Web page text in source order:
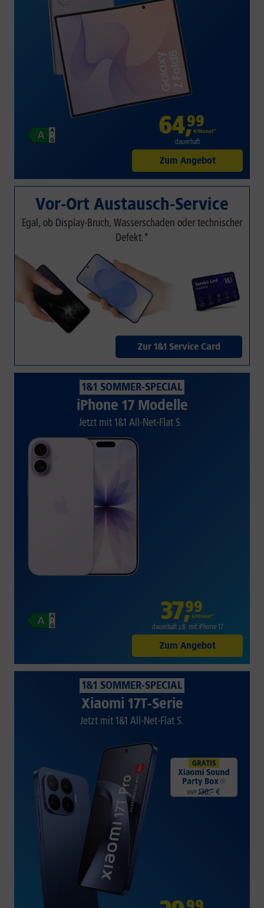
64,99
€/Monat*
dauerhaft
Zum Angebot
Vor-Ort Austausch-Service
Egal, ob Display-Bruch, Wasserschaden oder technischer
Defekt.*
Zur 1&1 Service Card
1&1 SOMMER-SPECIAL
iPhone 17 Modelle
Jetzt mit 1&1 All-Net-Flat S.
37,99
€/Monat*
dauerhaft z.B. mit iPhone 17
Zum Angebot
1&1 SOMMER-SPECIAL
Xiaomi 17T-Serie
Jetzt mit 1&1 All-Net-Flat S.